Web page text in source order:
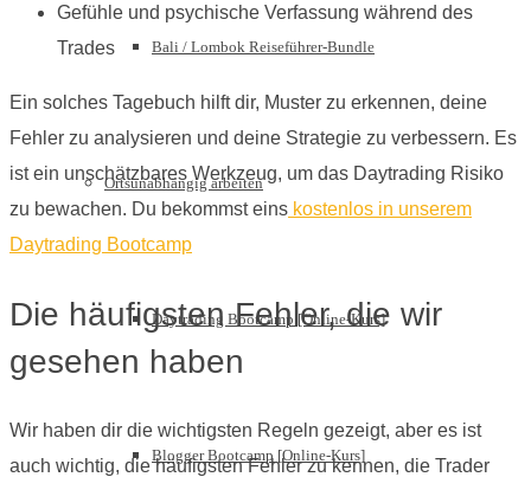
Bali / Lombok Reiseführer-Bundle
Ortsunabhängig arbeiten
Daytrading Bootcamp [Online-Kurs]
Blogger Bootcamp [Online-Kurs]
Gefühle und psychische Verfassung während des
Trades
Ein solches Tagebuch hilft dir, Muster zu erkennen, deine
Fehler zu analysieren und deine Strategie zu verbessern. Es
ist ein unschätzbares Werkzeug, um das Daytrading Risiko
zu bewachen. Du bekommst eins kostenlos in unserem
Daytrading Bootcamp
Die häufigsten Fehler, die wir
gesehen haben
Wir haben dir die wichtigsten Regeln gezeigt, aber es ist
auch wichtig, die häufigsten Fehler zu kennen, die Trader